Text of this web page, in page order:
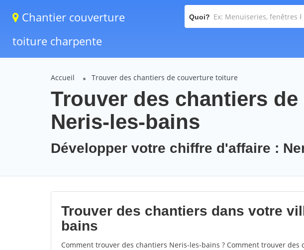
Chantier couverture
toiture charpente
Quoi?
Accueil Trouver des chantiers de couverture toiture
Trouver des chantiers
Neris-les-bains
Développer votre chiffre d'affaire :
Trouver des chantiers dans votre
bains
Comment trouver des chantiers Neris-les-bains ? Comment trouver